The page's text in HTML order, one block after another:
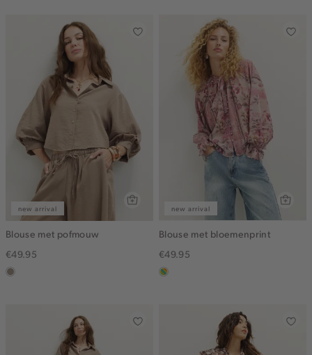
new arrival
Blouse met pofmouw
€49.95
taupe,
new arrival
Blouse met bloemenprint
€49.95
meerkleurig